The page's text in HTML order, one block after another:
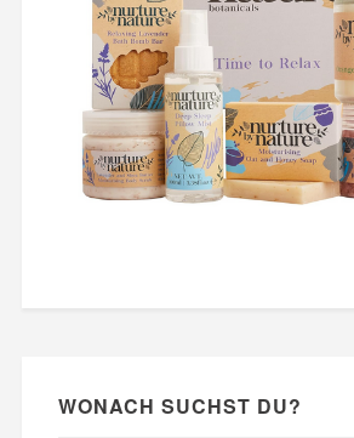
WONACH SUCHST DU?